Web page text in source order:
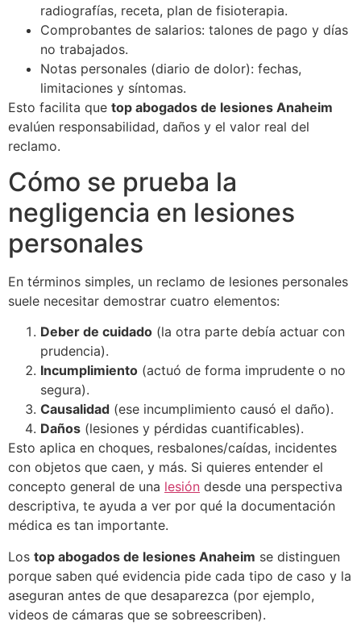
radiografías, receta, plan de fisioterapia.
Comprobantes de salarios: talones de pago y días
no trabajados.
Notas personales (diario de dolor): fechas,
limitaciones y síntomas.
Esto facilita que top abogados de lesiones Anaheim
evalúen responsabilidad, daños y el valor real del
reclamo.
Cómo se prueba la
negligencia en lesiones
personales
En términos simples, un reclamo de lesiones personales
suele necesitar demostrar cuatro elementos:
Deber de cuidado (la otra parte debía actuar con
prudencia).
Incumplimiento (actuó de forma imprudente o no
segura).
Causalidad (ese incumplimiento causó el daño).
Daños (lesiones y pérdidas cuantificables).
Esto aplica en choques, resbalones/caídas, incidentes
con objetos que caen, y más. Si quieres entender el
concepto general de una lesión desde una perspectiva
descriptiva, te ayuda a ver por qué la documentación
médica es tan importante.
Los top abogados de lesiones Anaheim se distinguen
porque saben qué evidencia pide cada tipo de caso y la
aseguran antes de que desaparezca (por ejemplo,
videos de cámaras que se sobreescriben).